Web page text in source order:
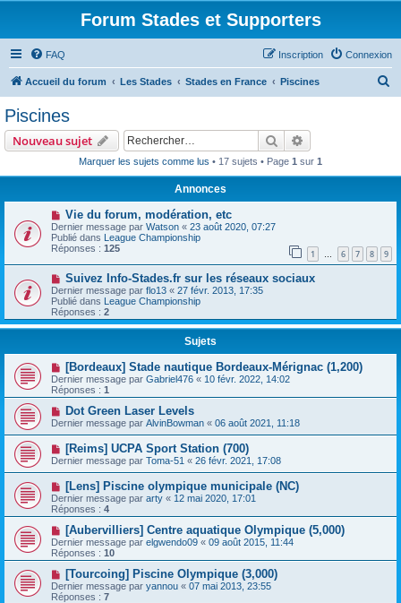
Forum Stades et Supporters
FAQ Connexion
Inscription
Accueil du forum Les Stades Stades en France Piscines
Piscines
Nouveau sujet Rechercher
Marquer les sujets comme lus • 17 sujets • Page 1 sur 1
Annonces
Vie du forum, modération, etc
Dernier message par Watson « 23 août 2020, 07:27
Publié dans League Championship
Réponses : 125 1 … 6 7 8 9
Suivez Info-Stades.fr sur les réseaux sociaux
Dernier message par flo13 « 27 févr. 2013, 17:35
Publié dans League Championship
Réponses : 2
Sujets
[Bordeaux] Stade nautique Bordeaux-Mérignac (1,200)
Dernier message par Gabriel476 « 10 févr. 2022, 14:02
Réponses : 1
Dot Green Laser Levels
Dernier message par AlvinBowman « 06 août 2021, 11:18
[Reims] UCPA Sport Station (700)
Dernier message par Toma-51 « 26 févr. 2021, 17:08
[Lens] Piscine olympique municipale (NC)
Dernier message par arty « 12 mai 2020, 17:01
Réponses : 4
[Aubervilliers] Centre aquatique Olympique (5,000)
Dernier message par elgwendo09 « 09 août 2015, 11:44
Réponses : 10
[Tourcoing] Piscine Olympique (3,000)
Dernier message par yannou « 07 mai 2013, 23:55
Réponses : 7